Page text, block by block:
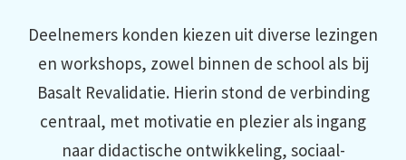
Deelnemers konden kiezen uit diverse lezingen
en workshops, zowel binnen de school als bij
Basalt Revalidatie. Hierin stond de verbinding
centraal, met motivatie en plezier als ingang
naar didactische ontwikkeling, sociaal-